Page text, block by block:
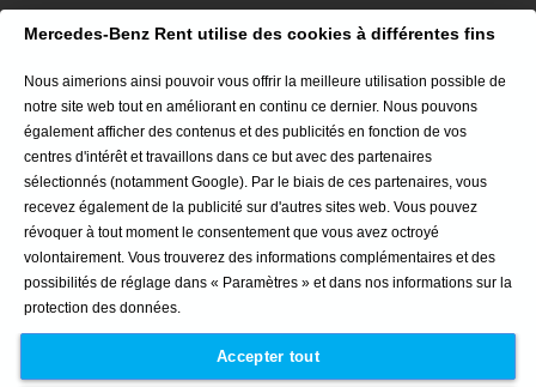
Nouveau CLA 100% Électrique
CLA Coupé
Minibus (Vito Tourer / Sprinter Tourer)
GLA SUV
Tous nos véhicules
Nos agences
Toulouse
Mercedes-Benz Rent utilise des cookies à différentes fins
Nous aimerions ainsi pouvoir vous offrir la meilleure utilisation possible de
notre site web tout en améliorant en continu ce dernier. Nous pouvons
également afficher des contenus et des publicités en fonction de vos
centres d'intérêt et travaillons dans ce but avec des partenaires
sélectionnés (notamment Google). Par le biais de ces partenaires, vous
recevez également de la publicité sur d'autres sites web. Vous pouvez
révoquer à tout moment le consentement que vous avez octroyé
volontairement. Vous trouverez des informations complémentaires et des
possibilités de réglage dans « Paramètres » et dans nos informations sur la
protection des données.
Accepter tout